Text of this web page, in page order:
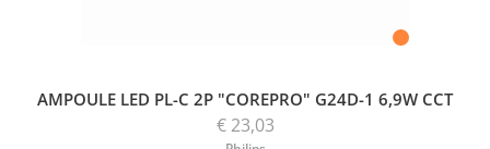
AMPOULE LED PL-C 2P "COREPRO" G24D-1 6,9W CCT
€ 23,03